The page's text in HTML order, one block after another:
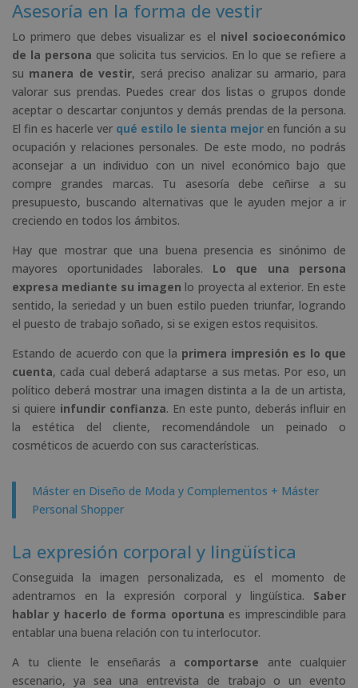
Asesoría en la forma de vestir
Lo primero que debes visualizar es el nivel socioeconómico
de la persona que solicita tus servicios. En lo que se refiere a
su manera de vestir, será preciso analizar su armario, para
valorar sus prendas. Puedes crear dos listas o grupos donde
aceptar o descartar conjuntos y demás prendas de la persona.
El fin es hacerle ver qué estilo le sienta mejor en función a su
ocupación y relaciones personales. De este modo, no podrás
aconsejar a un individuo con un nivel económico bajo que
compre grandes marcas. Tu asesoría debe ceñirse a su
presupuesto, buscando alternativas que le ayuden mejor a ir
creciendo en todos los ámbitos.
Hay que mostrar que una buena presencia es sinónimo de
mayores oportunidades laborales. Lo que una persona
expresa mediante su imagen lo proyecta al exterior. En este
sentido, la seriedad y un buen estilo pueden triunfar, logrando
el puesto de trabajo soñado, si se exigen estos requisitos.
Estando de acuerdo con que la primera impresión es lo que
cuenta, cada cual deberá adaptarse a sus metas. Por eso, un
político deberá mostrar una imagen distinta a la de un artista,
si quiere infundir confianza. En este punto, deberás influir en
la estética del cliente, recomendándole un peinado o
cosméticos de acuerdo con sus características.
Máster en Diseño de Moda y Complementos + Máster
Personal Shopper
La expresión corporal y lingüística
Conseguida la imagen personalizada, es el momento de
adentrarnos en la expresión corporal y lingüística. Saber
hablar y hacerlo de forma oportuna es imprescindible para
entablar una buena relación con tu interlocutor.
A tu cliente le enseñarás a comportarse ante cualquier
escenario, ya sea una entrevista de trabajo o un evento